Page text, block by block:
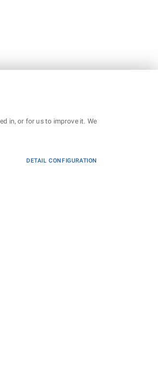
in, or for us to improve it. We
DETAIL CONFIGURATION